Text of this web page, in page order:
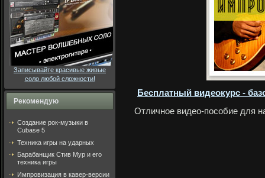
Записывайте красивые живые
соло любой сложности!
Рекомендую
Создание рок-музыки в
Cubase 5
Техника игры на ударных
Барабанщик Стив Мур и его
техника игры
Импровизация в кавер-версии
Бесплатный видеокурс -
Отличное видео-пособие для